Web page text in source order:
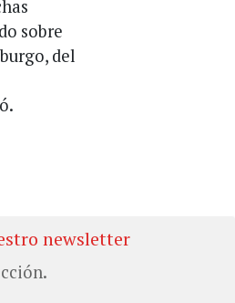
sobre
del
newsletter